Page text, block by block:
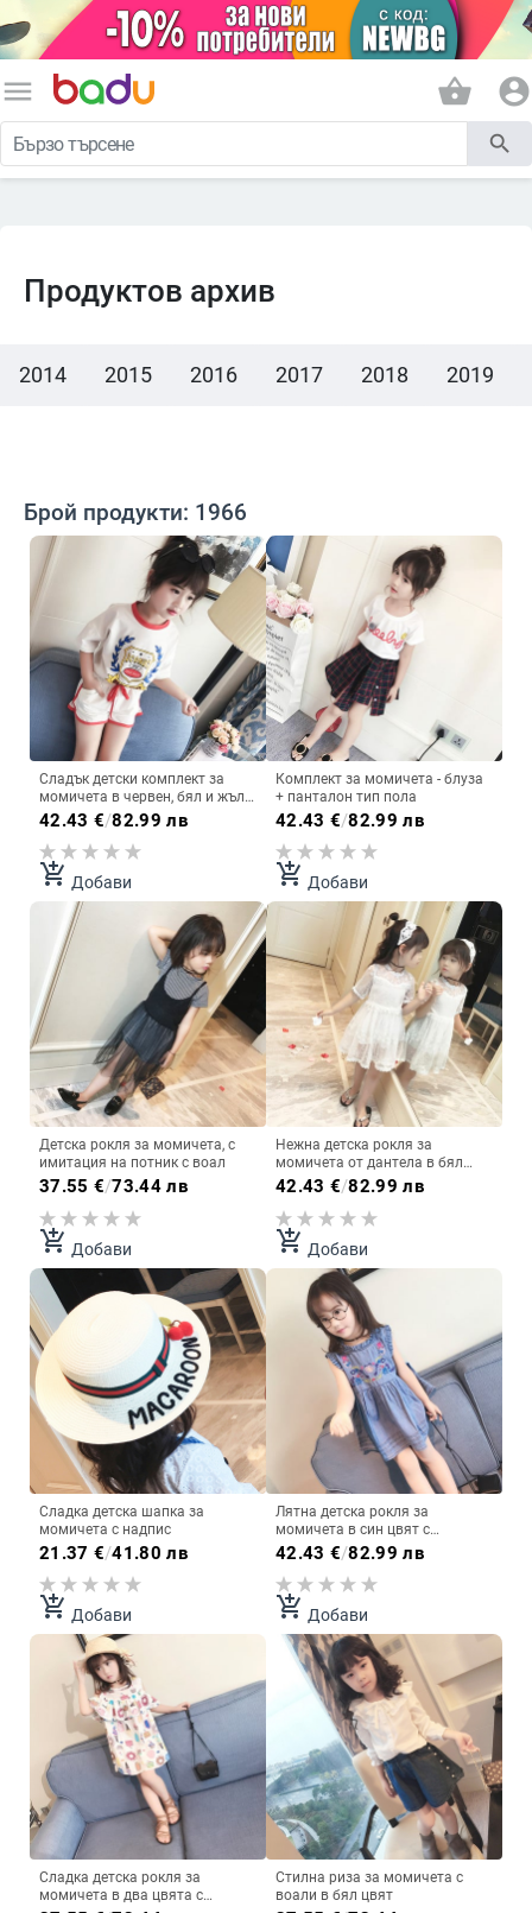
menu shopping_basket account_circle
search
Продуктов архив
2014 2015 2016 2017 2018 2019
Брой продукти: 1966
Сладък детски комплект за
момичета в червен, бял и жълт
цвят
42.43 €/82.99 лв
add_shopping_cart Добави
Комплект за момичета - блуза
+ панталон тип пола
42.43 €/82.99 лв
add_shopping_cart Добави
Детска рокля за момичета, с
имитация на потник с воал
37.55 €/73.44 лв
add_shopping_cart Добави
Нежна детска рокля за
момичета от дантела в бял
цвят
42.43 €/82.99 лв
add_shopping_cart Добави
Сладка детска шапка за
момичета с надпис
21.37 €/41.80 лв
add_shopping_cart Добави
Лятна детска рокля за
момичета в син цвят с
бродерия
42.43 €/82.99 лв
add_shopping_cart Добави
Сладка детска рокля за
момичета в два цвята с
Стилна риза за момичета с
воали в бял цвят